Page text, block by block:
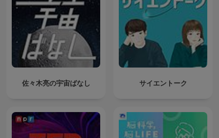
佐々木亮の宇宙ばなし サイエントーク